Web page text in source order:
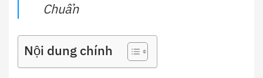
Chuẩn
Nội dung chính